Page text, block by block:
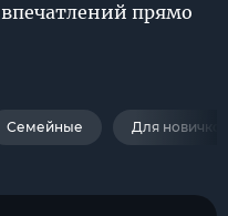
прямо
Семейные Для новичков